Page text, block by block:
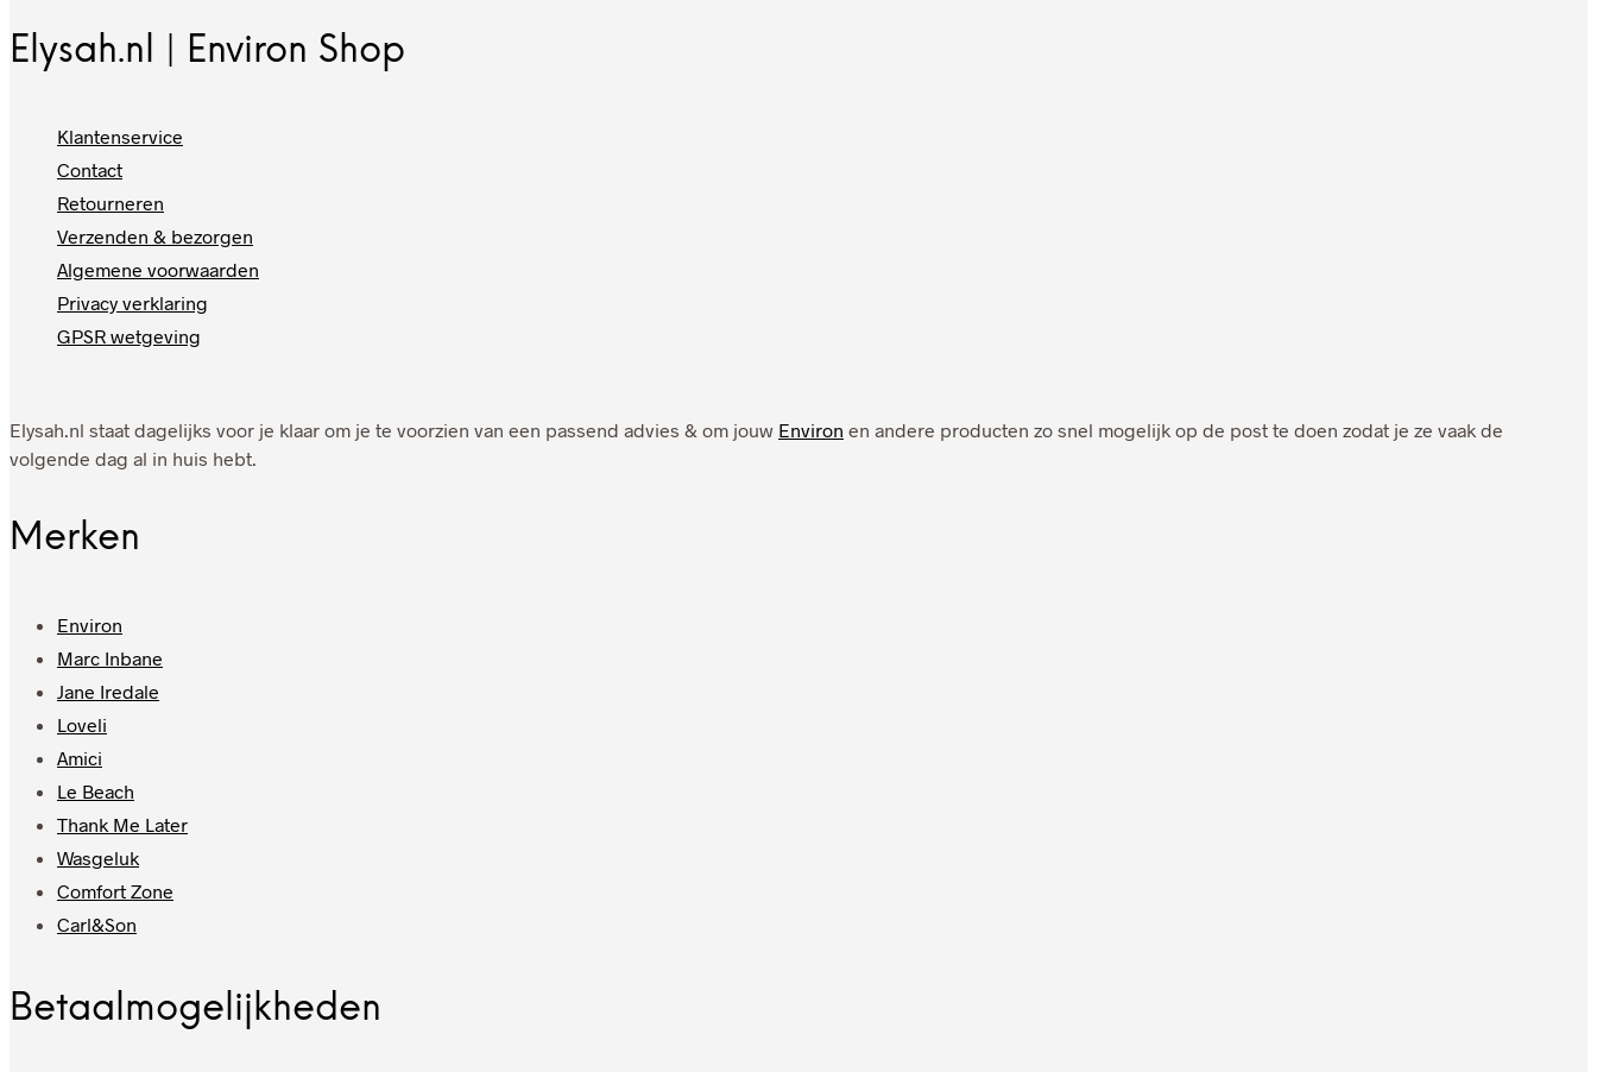
Elysah.nl | Environ Shop
Klantenservice
Contact
Retourneren
Verzenden & bezorgen
Algemene voorwaarden
Privacy verklaring
GPSR wetgeving
Elysah.nl staat dagelijks voor je klaar om je te voorzien van een passend advies & om jouw Environ en andere producten zo snel mogelijk op de post te doen zodat je ze vaak de
volgende dag al in huis hebt.
Merken
Environ
Marc Inbane
Jane Iredale
Loveli
Amici
Le Beach
Thank Me Later
Wasgeluk
Comfort Zone
Carl&Son
Betaalmogelijkheden